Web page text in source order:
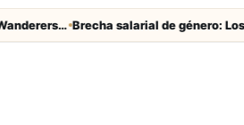
Partido clave San Marcos con Wanderers este sábado a las 15 horas en Valparaíso